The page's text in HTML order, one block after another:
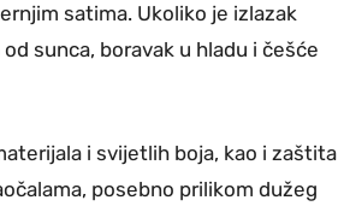
satima. Ukoliko je izlazak
sunca, boravak u hladu i češće
i svijetlih boja, kao i zaštita
posebno prilikom dužeg